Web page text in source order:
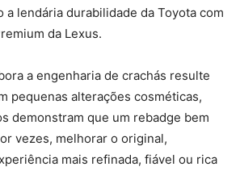
a lendária durabilidade da Toyota com
da Lexus.
a engenharia de crachás resulte
pequenas alterações cosméticas,
demonstram que um rebadge bem
vezes, melhorar o original,
mais refinada, fiável ou rica